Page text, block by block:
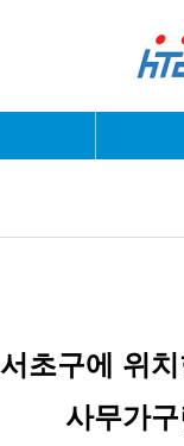
서초구에 위
사무가